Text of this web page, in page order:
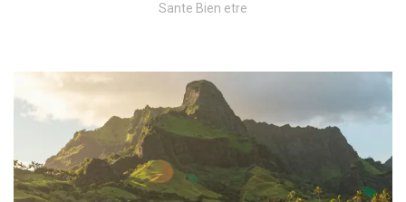
Sante Bien etre